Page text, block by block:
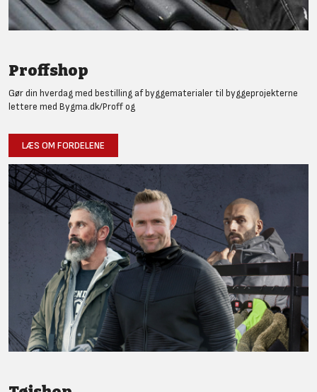
Proffshop
Gør din hverdag med bestilling af byggematerialer til byggeprojekterne
lettere med Bygma.dk/Proff og
LÆS OM FORDELENE